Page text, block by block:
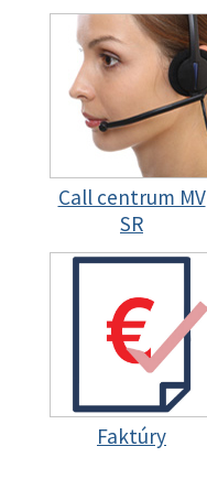
Call centrum MV
SR
Faktúry